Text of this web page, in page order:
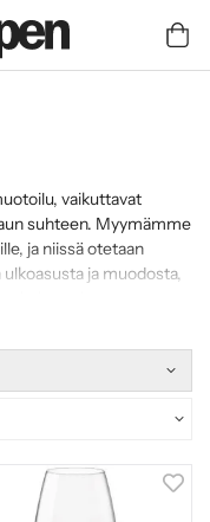
vaikuttavat
suhteen. Myymämme
ja niissä otetaan
ja muodosta,